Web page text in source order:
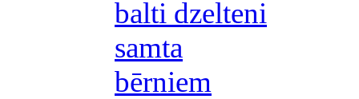
balti dzelteni
samta
bērniem